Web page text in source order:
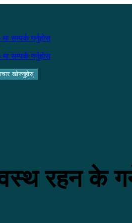
सम्पर्क गर्नुहोस
सम्पर्क गर्नुहोस
खोज्नुहोस्
रहन के
०४:००